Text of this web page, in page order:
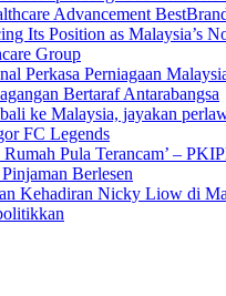
Advancement
Its Position as Malaysia’s
Group
Perkasa Perniagaan
Bertaraf Antarabangsa
ke Malaysia, jayakan
FC Legends
Rumah Pula Terancam’ –
Berlesen
Kehadiran Nicky Liow di